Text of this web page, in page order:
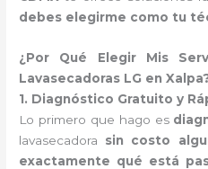
debes elegirme como tu
¿Por Qué Elegir Mis
Lavasecadoras LG en
1. Diagnóstico Gratuito y
Lo primero que hago es
lavasecadora sin costo
exactamente qué está